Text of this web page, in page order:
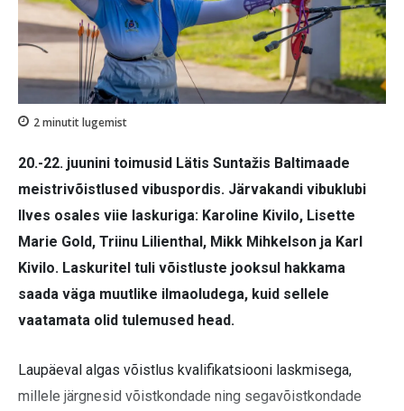
2minutit lugemist
20.-22. juunini toimusid Lätis Suntažis Baltimaade
meistrivõistlused vibuspordis. Järvakandi vibuklubi
Ilves osales viie laskuriga: Karoline Kivilo, Lisette
Marie Gold, Triinu Lilienthal, Mikk Mihkelson ja Karl
Kivilo. Laskuritel tuli võistluste jooksul hakkama
saada väga muutlike ilmaoludega, kuid sellele
vaatamata olid tulemused head.
Laupäeval algas võistlus kvalifikatsiooni laskmisega,
millele järgnesid võistkondade ning segavõistkondade